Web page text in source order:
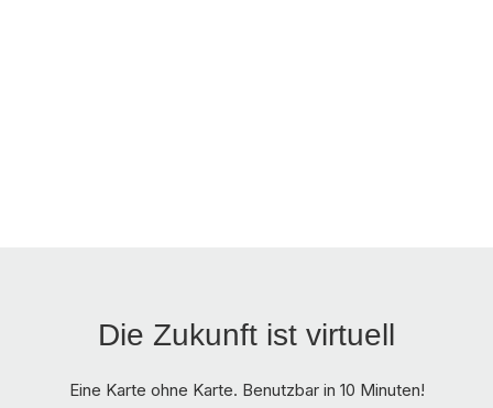
Die Zukunft ist virtuell
Eine Karte ohne Karte. Benutzbar in 10 Minuten!